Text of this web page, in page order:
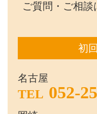
ご質問・ご相
初
名古屋
TEL 052-